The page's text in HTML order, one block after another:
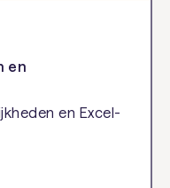
en
en Excel-